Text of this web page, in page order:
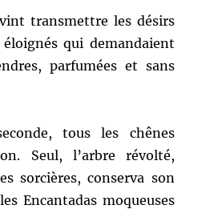
transmettre les désirs
qui demandaient
parfumées et sans
tous les chênes
Seul, l’arbre révolté,
sorcières, conserva son
Encantadas moqueuses